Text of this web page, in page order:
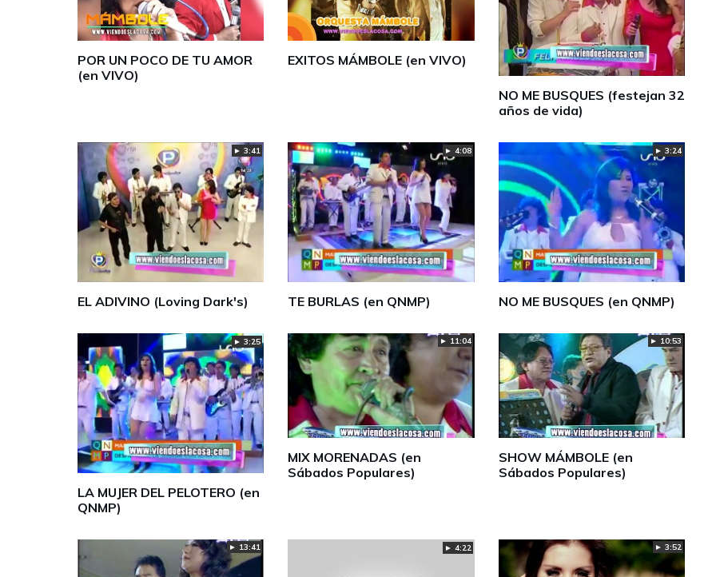
POR UN POCO DE TU AMOR
(en VIVO)
EXITOS MÁMBOLE (en VIVO)
NO ME BUSQUES (festejan 32
años de vida)
► 3:41
EL ADIVINO (Loving Dark's)
► 4:08
TE BURLAS (en QNMP)
► 3:24
NO ME BUSQUES (en QNMP)
► 3:25
LA MUJER DEL PELOTERO (en
QNMP)
► 11:04
MIX MORENADAS (en
Sábados Populares)
► 10:53
SHOW MÁMBOLE (en
Sábados Populares)
► 13:41 ► 4:22 ► 3:52